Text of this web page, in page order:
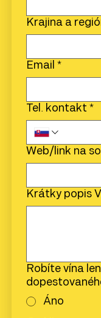
Krajina a
Email *
Tel. kontakt *
Web/link na
Krátky popis
Robíte vína
Áno